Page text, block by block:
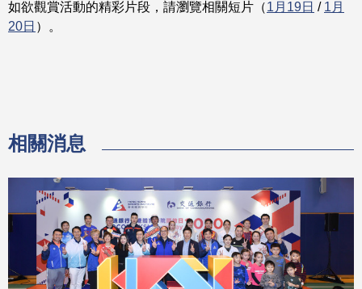
如欲觀賞活動的精彩片段，請瀏覽相關短片（1月19日 / 1月
20日 ）。
相關消息